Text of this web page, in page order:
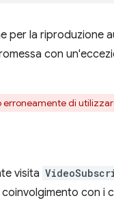
per la riproduzione
con
di
visita
con